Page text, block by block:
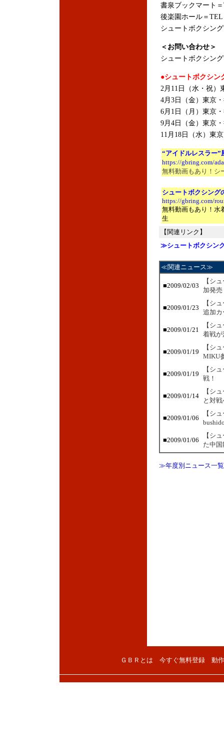
書泉ブックマート
後楽園ホール＝TEL
シュートボクシン
＜お問い合わせ＞
シュートボクシン
●シュートボクシン
2月11日（水・祝）
4月3日（金）東京
6月1日（月）東京
9月4日（金）東京
11月18日（水）東
“アイドルレスラー”
https://gbring.com/
無料動画もあり！シ
シュートボクシング
https://gbring.com/
無料動画もあり！水
生
【関連リンク】
≫シュートボクシン
≪関連ニュース≫
■2009/02/03
【シ
加発売
■2009/01/23
【シ
追加カ
■2009/01/21
【シ
着戦が
■2009/01/19
【シ
MIKU
■2009/01/19
【シ
戦！
■2009/01/14
【シ
と対戦
■2009/01/06
【シ
■2009/01/06
【シ
た中
≫年度別ニュース一覧
ＧＢＲとは 今すぐ無料登録 動